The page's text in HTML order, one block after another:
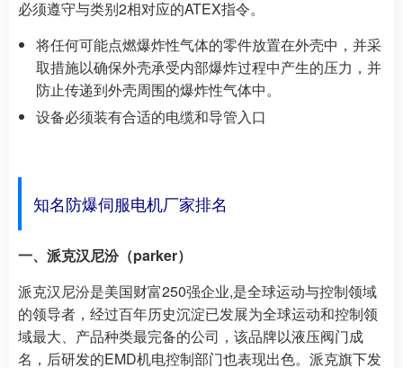
必须遵守与类别2相对应的ATEX指令。
将任何可能点燃爆炸性气体的零件放置在外壳中，并采
取措施以确保外壳承受内部爆炸过程中产生的压力，并
防止传递到外壳周围的爆炸性气体中。
设备必须装有合适的电缆和导管入口
知名防爆伺服电机厂家排名
一、派克汉尼汾（parker）
派克汉尼汾是美国财富250强企业,是全球运动与控制领域
的领导者，经过百年历史沉淀已发展为全球运动和控制领
域最大、产品种类最完备的公司，该品牌以液压阀门成
名，后研发的EMD机电控制部门也表现出色。派克旗下发